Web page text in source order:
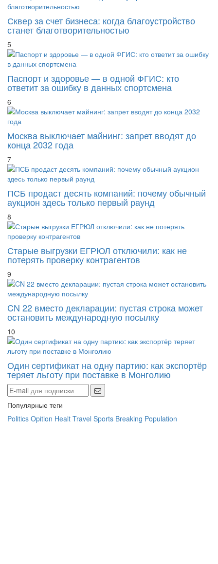
станет благотворительностью
5
Паспорт и здоровье — в одной ФГИС: кто
ответит за ошибку в данных спортсмена
6
Москва выключает майнинг: запрет вводят до
конца 2032 года
7
ПСБ продаст десять компаний: почему обычный
аукцион здесь только первый раунд
8
Старые выгрузки ЕГРЮЛ отключили: как не
потерять проверку контрагентов
9
CN 22 вместо декларации: пустая строка может
остановить международную посылку
10
Один сертификат на одну партию: как экспортёр
теряет льготу при поставке в Монголию
Популярные теги
Politics Opition Healt Travel Sports